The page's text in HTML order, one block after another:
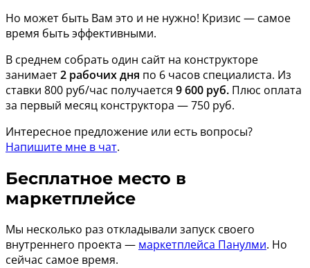
Но может быть Вам это и не нужно! Кризис — самое
время быть эффективными.
В среднем собрать один сайт на конструкторе
занимает2 рабочих дня по 6 часов специалиста. Из
ставки 800 руб/час получается 9 600 руб. Плюс оплата
за первый месяц конструктора — 750 руб.
Интересное предложение или есть вопросы?
Напишите мне в чат.
Бесплатное место в
маркетплейсе
Мы несколько раз откладывали запуск своего
внутреннего проекта — маркетплейса Панулми. Но
сейчас самое время.